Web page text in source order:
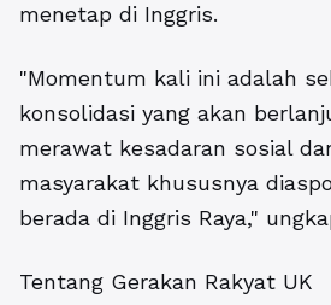
menetap di Inggris.
"Momentum kali ini adalah
konsolidasi yang akan
merawat kesadaran sosial
masyarakat khususnya
berada di Inggris Raya,"
Tentang Gerakan Rakyat UK